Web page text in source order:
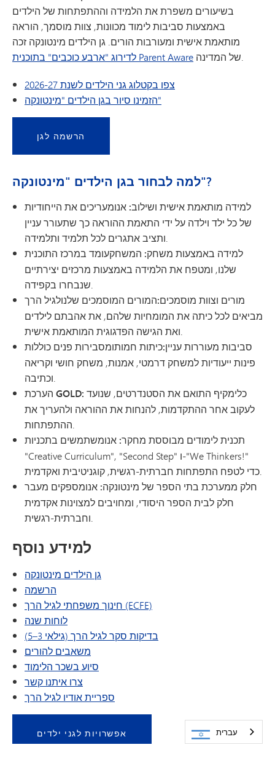
בשיעורים משפרת את הלמידה וההתפתחות של הילדים
באמצעות סביבות לימוד מכוונות, צוות מוסמך, הוראה
מותאמת אישית ומעורבות הורים. גן הילדים מינטונקה זכה
לדירוג "ארבע כוכבים" בתוכנית Parent Aware
של המדינה.
צפו בקטלוג גני הילדים לשנת 2026-27
הזמינו סיור בגן הילדים "מינטונקה"
הרשמה לגן
למה לבחור בגן הילדים "מינטונקה"?
למידה מותאמת אישית ושילוב: אנומעריכים את הייחודיות
של כל ילד וילדה על ידי התאמת ההוראה כך שתעורר עניין
ותציב אתגרים לכל תלמיד ותלמידה.
למידה באמצעות משחק: המשחקעומד במרכז התוכנית
שלנו, ומטפח את הלמידה באמצעות מרכזים יצירתיים
שנבחרו בקפידה.
מורים וצוות מוסמכים:המורים המוסמכים שלנולגיל הרך
מביאים לכל כיתה את המומחיות שלהם, את אהבתם לילדים
ואת הגישה הפדגוגית המותאמת אישית.
סביבות מעוררות עניין:כיתות חמותומסבירות פנים כוללות
פינות ייעודיות למשחק דרמטי, אמנות, משחק חושי וקריאה
וכתיבה.
הערכת GOLD: כלימקיף התואם את הסטנדרטים, שנועד
לעקוב אחר ההתקדמות, להנחות את ההוראה ולהעריך את
ההתפתחות.
תכנית לימודים מבוססת מחקר: אנומשתמשים בתכניות
"Creative Curriculum", "Second Step" ו-"We Thinkers!"
כדי לטפח התפתחות חברתית-רגשית, קוגניטיבית ואקדמית.
חלק ממערכת בתי הספר של מינטונקה: אנומספקים מעבר
חלק לבית הספר היסודי, ומחויבים למצוינות אקדמית
וחברתית-רגשית.
למידע נוסף
גן הילדים מינטונקה
הרשמה
חינוך משפחתי לגיל הרך (ECFE)
לוחות שנה
בדיקות סקר לגיל הרך (גילאי 3–5)
משאבים להורים
סיוע בשכר הלימוד
צרו איתנו קשר
ספריית אודיו לגיל הרך
אפשרויות לגני ילדים עברית